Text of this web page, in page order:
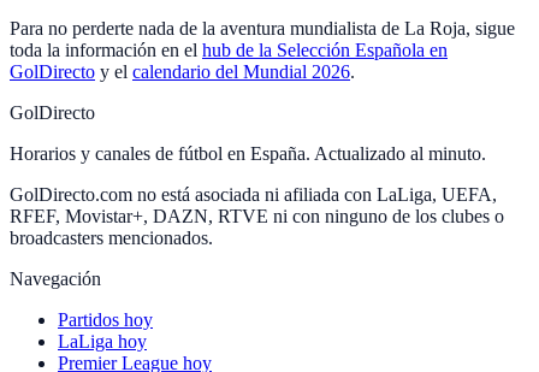
Para no perderte nada de la aventura mundialista de La Roja, sigue
toda la información en el hub de la Selección Española en
GolDirecto y el calendario del Mundial 2026.
GolDirecto
Horarios y canales de fútbol en España. Actualizado al minuto.
GolDirecto.com no está asociada ni afiliada con LaLiga, UEFA,
RFEF, Movistar+, DAZN, RTVE ni con ninguno de los clubes o
broadcasters mencionados.
Navegación
Partidos hoy
LaLiga hoy
Premier League hoy